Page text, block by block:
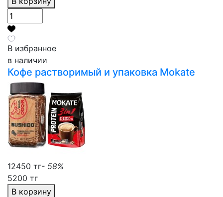
В избранное
в наличии
Кофе растворимый и упаковка Mokate
12450 тг- 58%
5200 тг
В корзину